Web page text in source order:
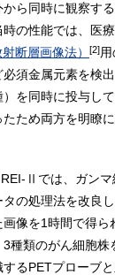
ら同時に観察す
の性能では、医
断層画像法） [2]
須金属元素を検
を同時に投与し
ため両方を明瞭
Ⅱでは、ガンマ
の処理法を改良
像を1時間で得ら
種類のがん細胞株
るPETプローブ